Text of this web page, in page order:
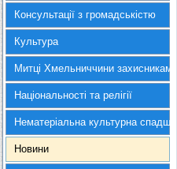
Консультації з громадськістю
Культура
Митці Хмельниччини захисникам
Національності та релігії
Нематеріальна культурна
Новини